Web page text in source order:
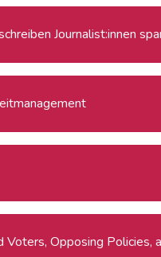
Journalist:innen
Voters, Opposing Policies,